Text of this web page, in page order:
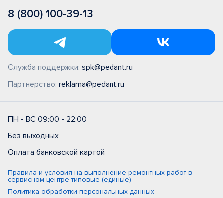
8 (800) 100-39-13
Служба поддержки: spk@pedant.ru
Партнерство: reklama@pedant.ru
ПН - ВС 09:00 - 22:00
Без выходных
Оплата банковской картой
Правила и условия на выполнение ремонтных работ в
сервисном центре типовые (единые)
Политика обработки персональных данных